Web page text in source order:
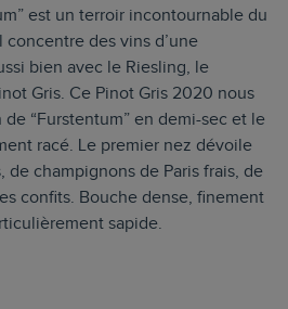
est un terroir incontournable du
des vins d’une
bien avec le Riesling, le
Gris. Ce Pinot Gris 2020 nous
“Furstentum” en demi-sec et le
racé. Le premier nez dévoile
de champignons de Paris frais, de
confits. Bouche dense, finement
sapide.